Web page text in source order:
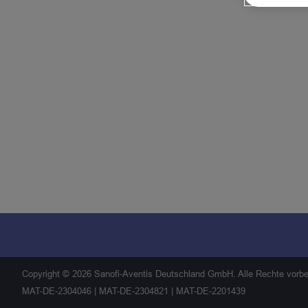
Copyright © 2026 Sanofi-Aventis Deutschland GmbH. Alle Rechte
MAT-DE-2304046 | MAT-DE-2304821 | MAT-DE-2201439